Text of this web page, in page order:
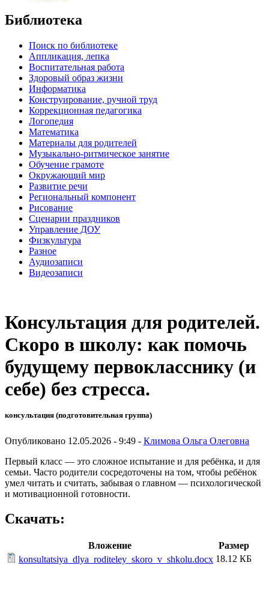
Библиотека
Поиск по библиотеке
Аппликация, лепка
Воспитательная работа
Здоровый образ жизни
Информатика
Конструирование, ручной труд
Коррекционная педагогика
Логопедия
Математика
Материалы для родителей
Музыкально-ритмическое занятие
Обучение грамоте
Окружающий мир
Развитие речи
Региональный компонент
Рисование
Сценарии праздников
Управление ДОУ
Физкультура
Разное
Аудиозаписи
Видеозаписи
Консультация для родителей.
Скоро в школу: как помочь
будущему первокласснику (и
себе) без стресса.
консультация (подготовительная группа)
Опубликовано 12.05.2026 - 9:49 - Климова Ольга Олеговна
Первый класс — это сложное испытание и для ребёнка, и для
семьи. Часто родители сосредоточены на том, чтобы ребёнок
умел читать и считать, забывая о главном — психологической
и мотивационной готовности.
Скачать:
Вложение
Размер
konsultatsiya_dlya_roditeley_skoro_v_shkolu.docx 18.12 КБ